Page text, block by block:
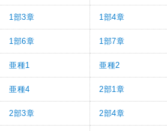
1部3章 1部4章
1部6章 1部7章
亜種1 亜種2
亜種4 2部1章
2部3章 2部4章